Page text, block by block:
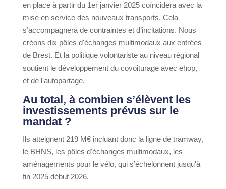
en place à partir du 1er janvier 2025 coïncidera avec la
mise en service des nouveaux transports. Cela
s’accompagnera de contraintes et d’incitations. Nous
créons dix pôles d'échanges multimodaux aux entrées
de Brest. Et la politique volontariste au niveau régional
soutient le développement du covoiturage avec ehop,
et de l'autopartage.
Au total, à combien s’élèvent les
investissements prévus sur le
mandat ?
Ils atteignent 219 M€ incluant donc la ligne de tramway,
le BHNS, les pôles d'échanges multimodaux, les
aménagements pour le vélo, qui s’échelonnent jusqu'à
fin 2025 début 2026.